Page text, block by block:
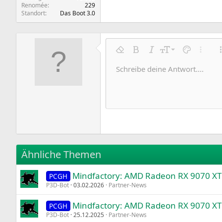
Renomée
229
Standort
Das Boot 3.0
Formatierung entfernen
Fett KursivSchriftgröße
9
10
18
Textfarbe
Schriftfamilie
Arial
Times New Roman
Verdana
Durchgestrichen
Unterstrichen
Inline-Code
Inline-Spoiler
Insert horizontal line
SpoilerCode
Schreibe deine Antwort....
Ähnliche Themen
PCGH Mindfactory: AMD Radeon RX 9070
P3D-Bot 03.02.2026 Partner-News
PCGH Mindfactory: AMD Radeon RX 9070
P3D-Bot 25.12.2025 Partner-News